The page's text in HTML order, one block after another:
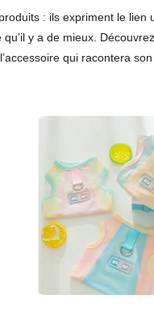
: ils expriment le lien
y a de mieux.
qui racontera